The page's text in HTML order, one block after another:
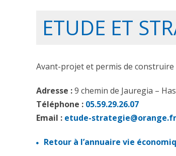
ETUDE ET
Avant-projet et permis de construire
Adresse :9 chemin de Jauregia –
Téléphone : 05.59.29.26.07
Email : etude-strategie@orange.fr
Retour à l’annuaire vie